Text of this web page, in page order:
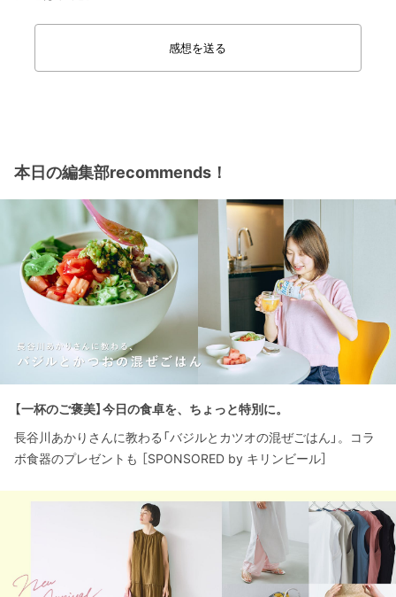
感想を送る
本日の編集部recommends！
【一杯のご褒美】今日の食卓を、ちょっと特別に。
長谷川あかりさんに教わる「バジルとカツオの混ぜごはん」。コラ
ボ食器のプレゼントも ［SPONSORED by キリンビール］